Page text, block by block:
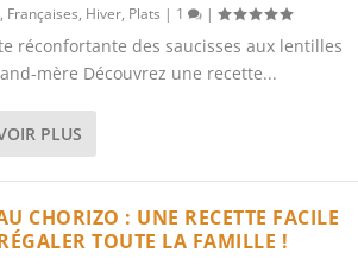
, Françaises, Hiver, Plats | 1 |
réconfortante des saucisses aux lentilles
mère Découvrez une recette...
PLUS
CHORIZO : UNE RECETTE FACILE
TOUTE LA FAMILLE !